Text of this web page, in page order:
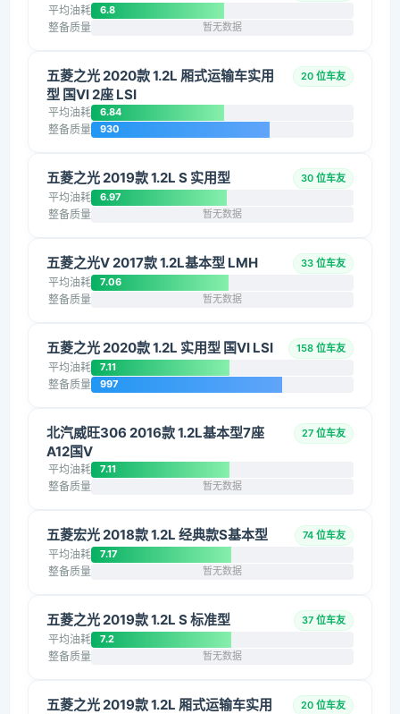
平均油耗 6.8
整备质量 暂无数据
五菱之光 2020款 1.2L 厢式运输车实用
型 国VI 2座 LSI
20 位车友
平均油耗 6.84
整备质量 930
五菱之光 2019款 1.2L S 实用型 30 位车友
平均油耗 6.97
整备质量 暂无数据
五菱之光V 2017款 1.2L基本型 LMH 33 位车友
平均油耗 7.06
整备质量 暂无数据
五菱之光 2020款 1.2L 实用型 国VI LSI 158 位车友
平均油耗 7.11
整备质量 997
北汽威旺306 2016款 1.2L基本型7座
A12国V
27 位车友
平均油耗 7.11
整备质量 暂无数据
五菱宏光 2018款 1.2L 经典款S基本型 74 位车友
平均油耗 7.17
整备质量 暂无数据
五菱之光 2019款 1.2L S 标准型 37 位车友
平均油耗 7.2
整备质量 暂无数据
五菱之光 2019款 1.2L 厢式运输车实用
20 位车友